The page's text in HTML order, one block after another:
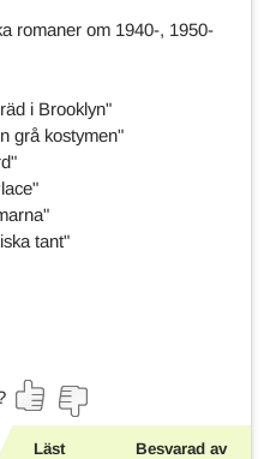
romaner om 1940-, 1950-
i Brooklyn"
grå kostymen"
tant"
Läst
Besvarad av